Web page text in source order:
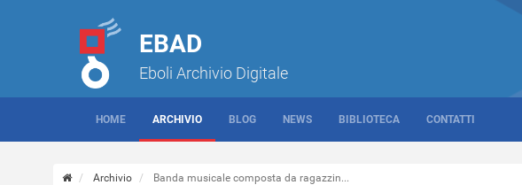
EBAD
Eboli Archivio Digitale
HOME ARCHIVIO BLOG NEWS BIBLIOTECA CONTATTI
Archivio Banda musicale composta da ragazzin...